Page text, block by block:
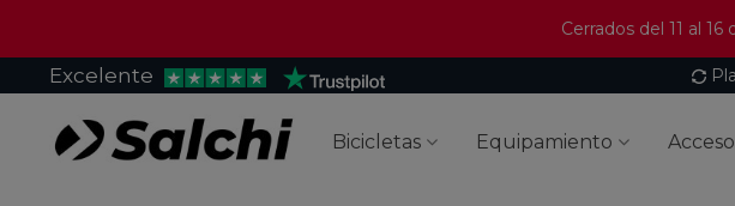
Cerrados del 11 al
Excelente
Bicicletas Equipamiento